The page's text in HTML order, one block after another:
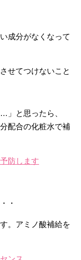
成分がなくなって
せてつけないこと
」と思ったら、
配合の化粧水で補
防します
・
。アミノ酸補給を